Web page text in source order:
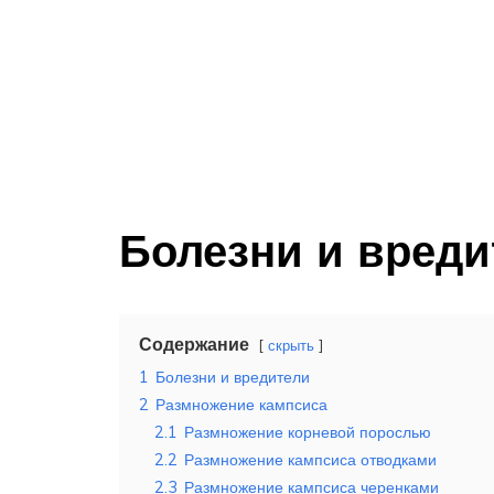
Болезни и
Содержание скрыть
1
Болезни и вредители
2 Размножение кампсиса
2.1
Размножение корневой порослью
2.2 Размножение кампсиса отводками
2.3 Размножение кампсиса черенками